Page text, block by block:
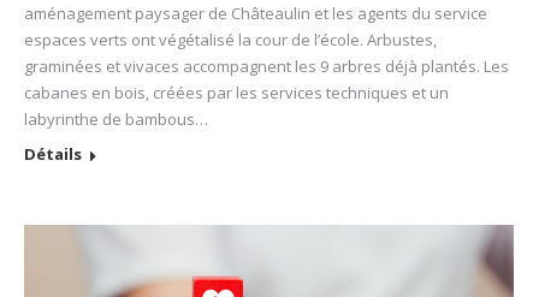
aménagement paysager de Châteaulin et les agents du service
espaces verts ont végétalisé la cour de l’école. Arbustes,
graminées et vivaces accompagnent les 9 arbres déjà plantés. Les
cabanes en bois, créées par les services techniques et un
labyrinthe de bambous…
Détails